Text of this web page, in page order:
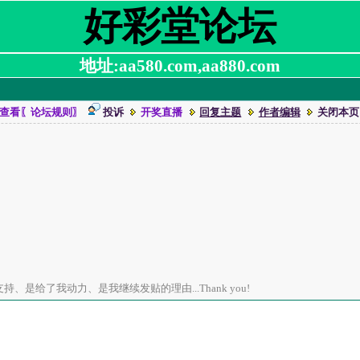
好彩堂论坛
地址:aa580.com,aa880.com
查看〖论坛规则〗 投诉 开奖直播 回复主题 作者编辑 关闭本页
、是给了我动力、是我继续发贴的理由...Thank you!